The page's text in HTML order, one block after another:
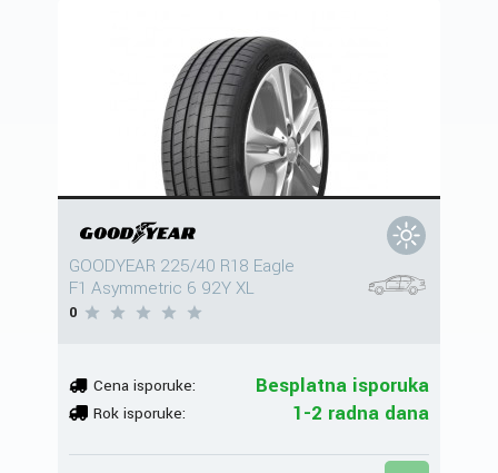
GOODYEAR 225/40 R18 Eagle
F1 Asymmetric 6 92Y XL
0
Cena isporuke: Besplatna isporuka
Rok isporuke: 1-2 radna dana